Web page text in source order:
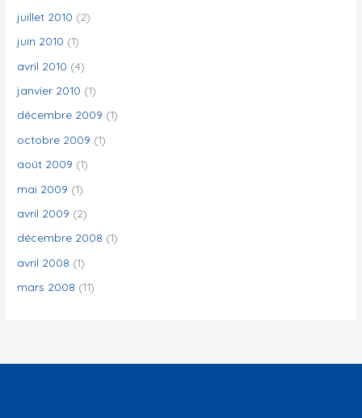
juillet 2010 (2)
juin 2010 (1)
avril 2010 (4)
janvier 2010 (1)
décembre 2009 (1)
octobre 2009 (1)
août 2009 (1)
mai 2009 (1)
avril 2009 (2)
décembre 2008 (1)
avril 2008 (1)
mars 2008 (11)